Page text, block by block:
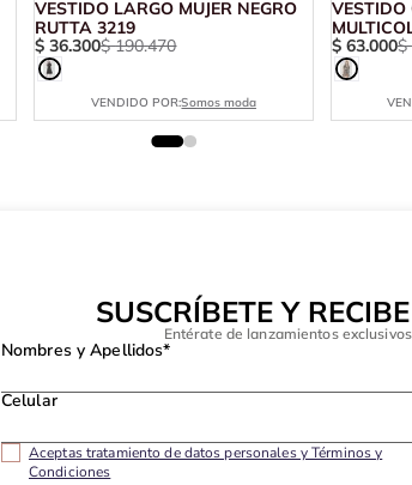
VESTIDO LARGO MUJER NEGRO
RUTTA 3219
$ 36.300$ 190.470
VENDIDO POR:Somos moda
VESTIDO
$ 63.000$
SUSCRÍBETE Y
Entérate de lanzamientos
Nombres y Apellidos*
Celular
Aceptas tratamiento de datos personales y Términos y
Condiciones